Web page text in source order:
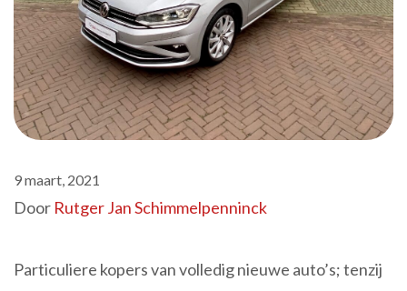
9 maart, 2021
Door Rutger Jan Schimmelpenninck
Particuliere kopers van volledig nieuwe auto’s; tenzij